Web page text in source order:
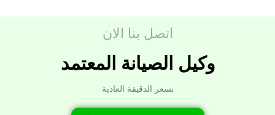
اتصل بنا الان
وكيل الصيانة المعتمد
بسعر الدقيقة العادية